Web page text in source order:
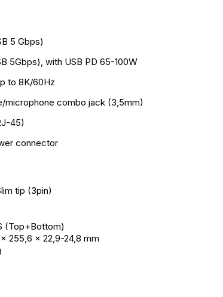
5 Gbps)
5Gbps), with USB PD 65-100W
to 8K/60Hz
microphone combo jack (3,5mm)
45)
connector
tip (3pin)
(Top+Bottom)
255,6 x 22,9-24,8 mm